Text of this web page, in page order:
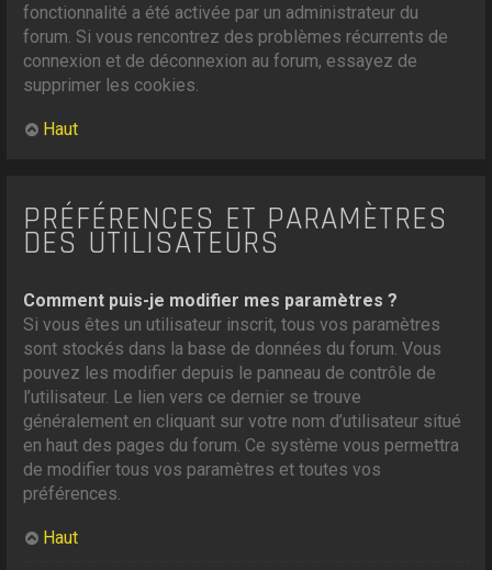
fonctionnalité a été activée par un administrateur du
forum. Si vous rencontrez des problèmes récurrents de
connexion et de déconnexion au forum, essayez de
supprimer les cookies.
Haut
PRÉFÉRENCES ET PARAMÈTRES
DES UTILISATEURS
Comment puis-je modifier mes paramètres ?
Si vous êtes un utilisateur inscrit, tous vos paramètres
sont stockés dans la base de données du forum. Vous
pouvez les modifier depuis le panneau de contrôle de
l’utilisateur. Le lien vers ce dernier se trouve
généralement en cliquant sur votre nom d’utilisateur situé
en haut des pages du forum. Ce système vous permettra
de modifier tous vos paramètres et toutes vos
préférences.
Haut